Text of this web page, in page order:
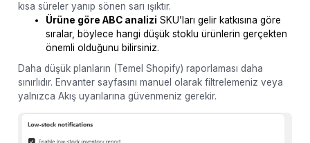
kısa süreler yanıp sönen sarı ışıktır.
Ürüne göre ABC analizi SKU’ları gelir katkısına göre
sıralar, böylece hangi düşük stoklu ürünlerin gerçekten
önemli olduğunu bilirsiniz.
Daha düşük planların (Temel Shopify) raporlaması daha
sınırlıdır. Envanter sayfasını manuel olarak filtrelemeniz veya
yalnızca Akış uyarılarına güvenmeniz gerekir.